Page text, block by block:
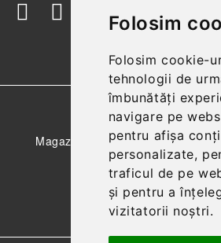
Folosim
Folosim cookie-
tehnologii de
îmbunătăți
navigare pe
pentru afișa
personalizate,
traficul de pe
și pentru a
vizitatorii noștri.
Magazinul nostru respecta 100%
Citeste politica de
Informatiile mele